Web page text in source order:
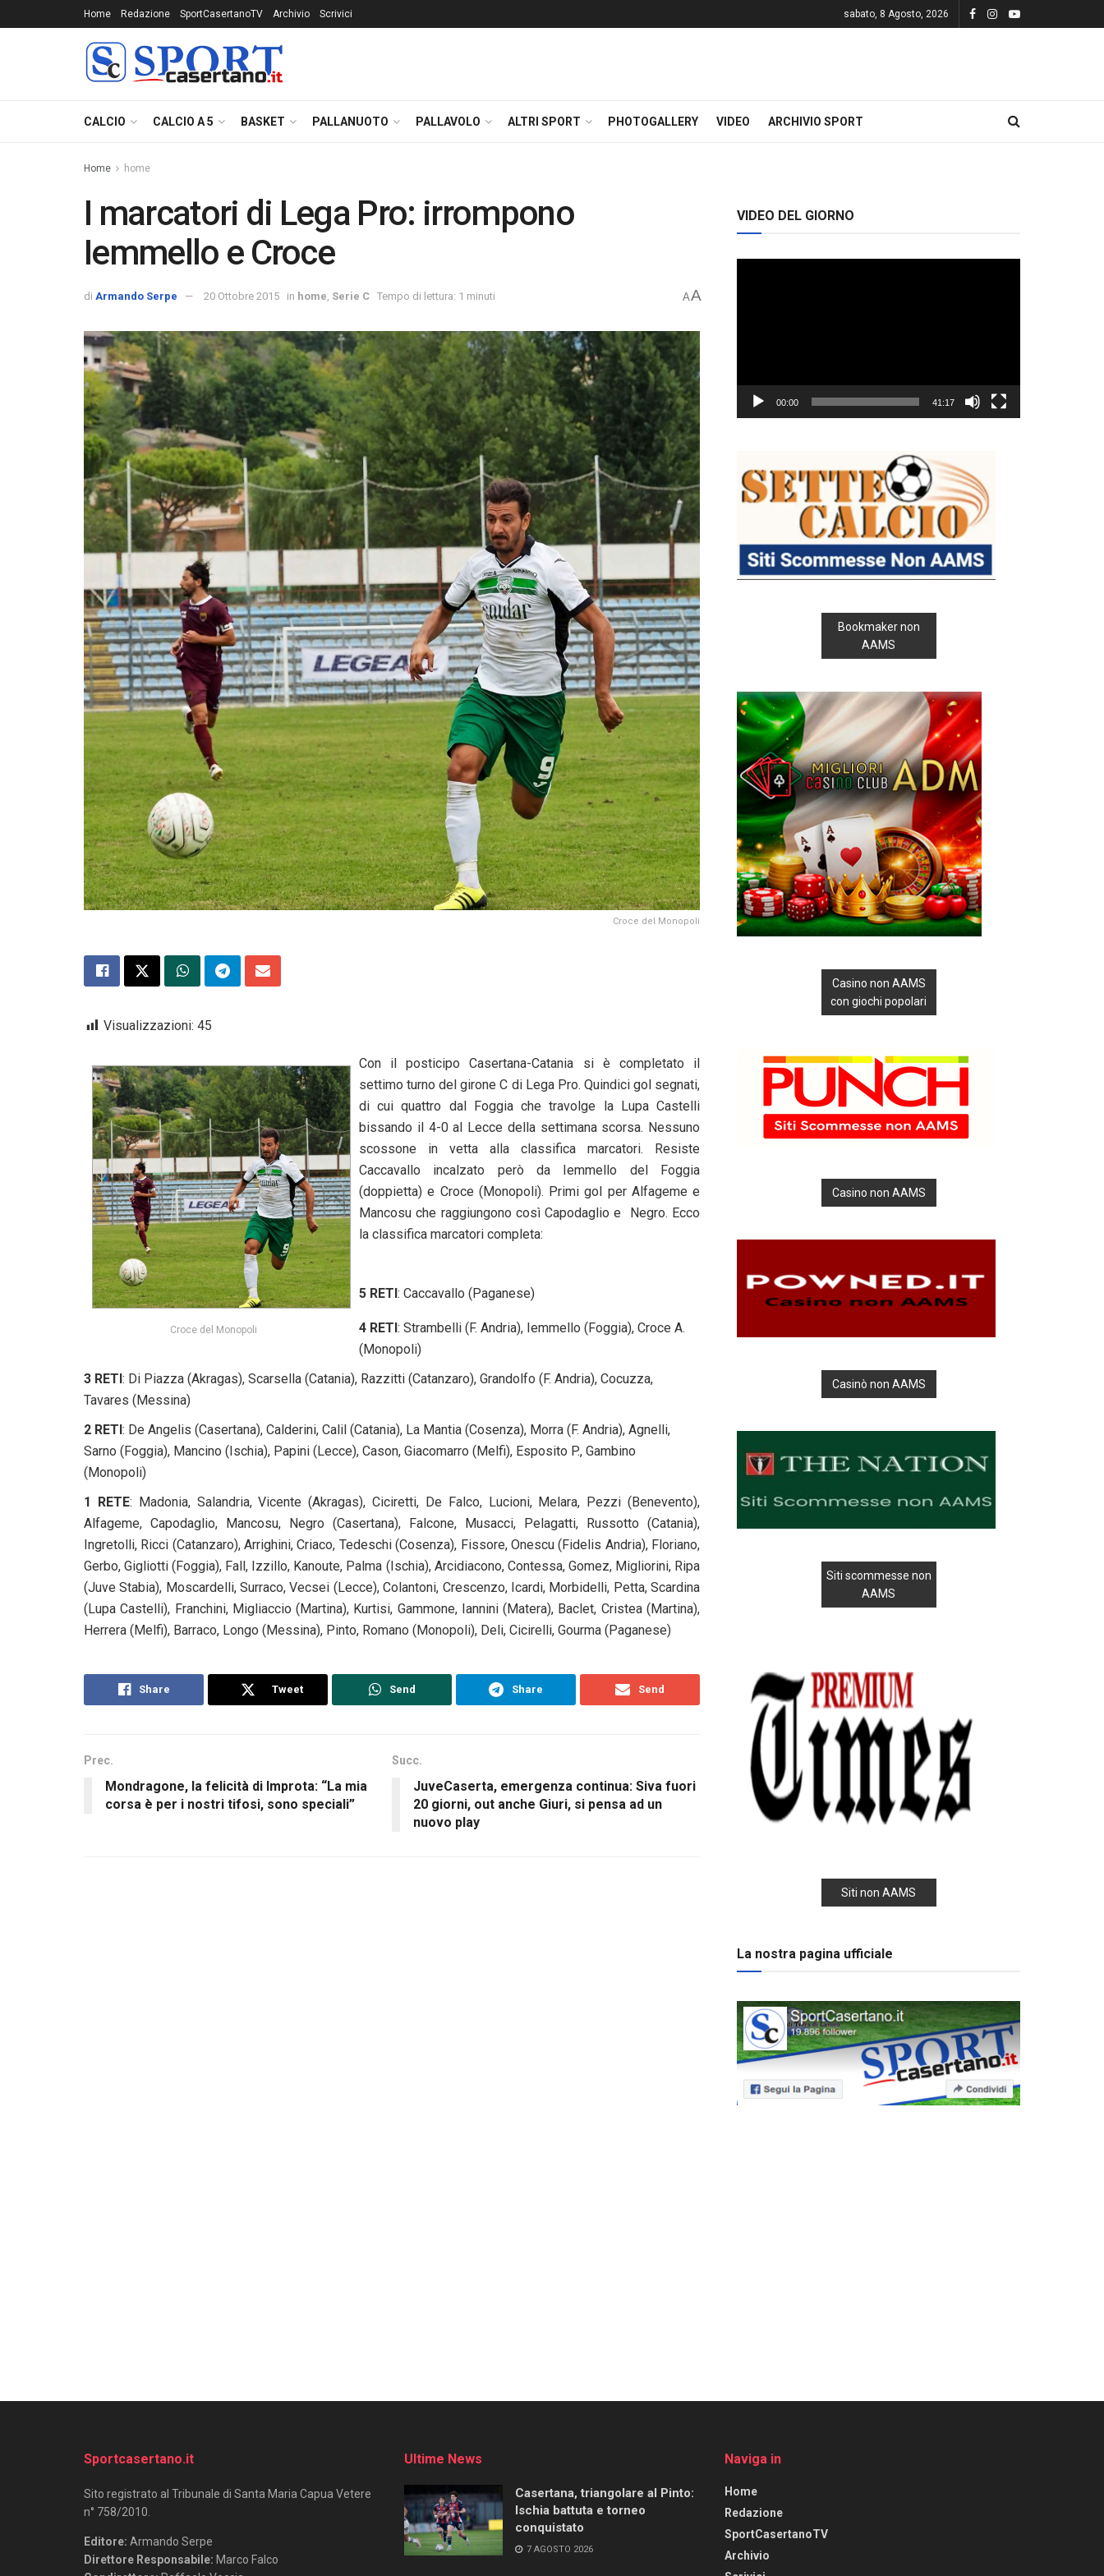
Home Redazione SportCasertanoTV Archivio Scrivici sabato, 8 Agosto, 2026
CALCIO CALCIO A 5 BASKET PALLANUOTO PALLAVOLO ALTRI SPORT PHOTOGALLERY VIDEO ARCHIVIO SPORT
Home home
I marcatori di Lega Pro: irrompono
Iemmello e Croce
di Armando Serpe 20 Ottobre 2015 in home Serie C Tempo di lettura: 1 minuti AA
Croce del Monopoli
Visualizzazioni: 45
Croce del Monopoli
Con il posticipo Casertana-Catania si è completato il
settimo turno del girone C di Lega Pro. Quindici gol segnati,
di cui quattro dal Foggia che travolge la Lupa Castelli
bissando il 4-0 al Lecce della settimana scorsa. Nessuno
scossone in vetta alla classifica marcatori. Resiste
Caccavallo incalzato però da Iemmello del Foggia
(doppietta) e Croce (Monopoli). Primi gol per Alfageme e
Mancosu che raggiungono così Capodaglio e Negro. Ecco
la classifica marcatori completa:
5 RETI: Caccavallo (Paganese)
4 RETI: Strambelli (F. Andria), Iemmello (Foggia), Croce A.
(Monopoli)
3 RETI: Di Piazza (Akragas), Scarsella (Catania), Razzitti (Catanzaro), Grandolfo (F. Andria), Cocuzza,
Tavares (Messina)
2 RETI: De Angelis (Casertana), Calderini, Calil (Catania), La Mantia (Cosenza), Morra (F. Andria), Agnelli,
Sarno (Foggia), Mancino (Ischia), Papini (Lecce), Cason, Giacomarro (Melfi), Esposito P., Gambino
(Monopoli)
1 RETE: Madonia, Salandria, Vicente (Akragas), Ciciretti, De Falco, Lucioni, Melara, Pezzi (Benevento),
Alfageme, Capodaglio, Mancosu, Negro (Casertana), Falcone, Musacci, Pelagatti, Russotto (Catania),
Ingretolli, Ricci (Catanzaro), Arrighini, Criaco, Tedeschi (Cosenza), Fissore, Onescu (Fidelis Andria), Floriano,
Gerbo, Gigliotti (Foggia), Fall, Izzillo, Kanoute, Palma (Ischia), Arcidiacono, Contessa, Gomez, Migliorini, Ripa
(Juve Stabia), Moscardelli, Surraco, Vecsei (Lecce), Colantoni, Crescenzo, Icardi, Morbidelli, Petta, Scardina
(Lupa Castelli), Franchini, Migliaccio (Martina), Kurtisi, Gammone, Iannini (Matera), Baclet, Cristea (Martina),
Herrera (Melfi), Barraco, Longo (Messina), Pinto, Romano (Monopoli), Deli, Cicirelli, Gourma (Paganese)
Share Tweet Send Share Send
Prec.
Mondragone, la felicità di Improta: “La mia
corsa è per i nostri tifosi, sono speciali”
Succ.
JuveCaserta, emergenza continua: Siva fuori
20 giorni, out anche Giuri, si pensa ad un
nuovo play
VIDEO DEL GIORNO
00:00 41:17
Bookmaker non
AAMS
Casino non AAMS
con giochi popolari
Casino non AAMS
Casinò non AAMS
Siti scommesse non
AAMS
Siti non AAMS
La nostra pagina ufficiale
Sportcasertano.it
Sito registrato al Tribunale di Santa Maria Capua Vetere
n° 758/2010.
Editore: Armando Serpe
Direttore Responsabile: Marco Falco
Ultime News
Casertana, triangolare al Pinto:
Ischia battuta e torneo
conquistato
7 AGOSTO 2026
Naviga in
Home
Redazione
SportCasertanoTV
Archivio